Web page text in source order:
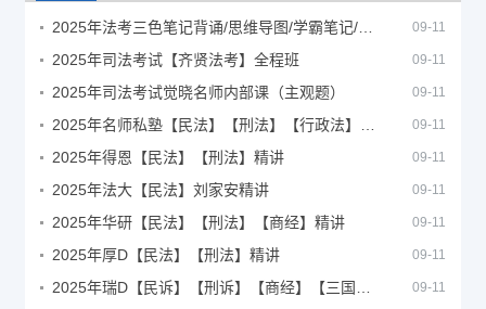
09-11
2025年司法考试【齐贤法考】全程班 09-11
2025年司法考试觉晓名师内部课（主观题） 09-11
09-11
2025年得恩【民法】【刑法】精讲 09-11
2025年法大【民法】刘家安精讲 09-11
2025年华研【民法】【刑法】【商经】精讲 09-11
2025年厚D【民法】【刑法】精讲 09-11
09-11